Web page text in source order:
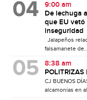
9:00 am
De lechuga
que EU
inseguridad
Jalapeños
falsamanete
8:38 am
CJ BUENOS
alcamonías en